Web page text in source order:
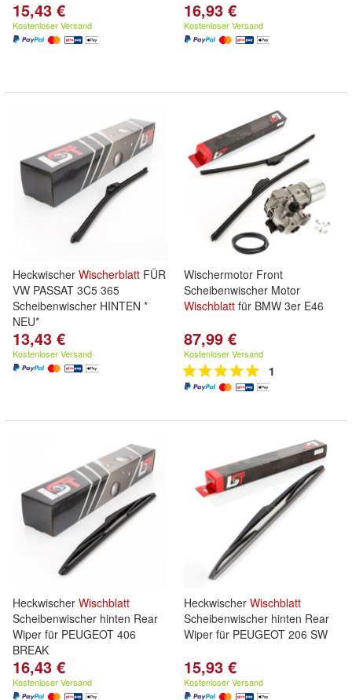
15,43 €
Kostenloser Versand
16,93 €
Kostenloser Versand
Heckwischer Wischerblatt FÜR
VW PASSAT 3C5 365
Scheibenwischer HINTEN *
NEU*
13,43 €
Kostenloser Versand
Wischermotor Front
Scheibenwischer Motor
Wischblatt für BMW 3er E46
87,99 €
Kostenloser Versand
1
Heckwischer Wischblatt
Scheibenwischer hinten Rear
Wiper für PEUGEOT 406
BREAK
16,43 €
Kostenloser Versand
Heckwischer Wischblatt
Scheibenwischer hinten Rear
Wiper für PEUGEOT 206 SW
15,93 €
Kostenloser Versand